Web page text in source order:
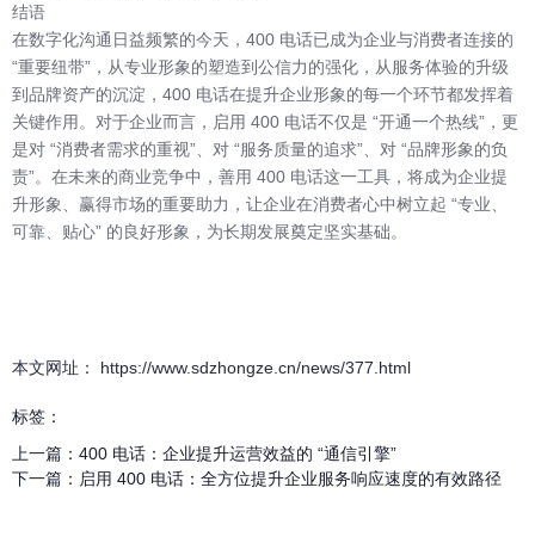
结语
在数字化沟通日益频繁的今天，400 电话已成为企业与消费者连接的
“重要纽带”，从专业形象的塑造到公信力的强化，从服务体验的升级
到品牌资产的沉淀，400 电话在提升企业形象的每一个环节都发挥着
关键作用。对于企业而言，启用 400 电话不仅是 “开通一个热线”，更
是对 “消费者需求的重视”、对 “服务质量的追求”、对 “品牌形象的负
责”。在未来的商业竞争中，善用 400 电话这一工具，将成为企业提
升形象、赢得市场的重要助力，让企业在消费者心中树立起 “专业、
可靠、贴心” 的良好形象，为长期发展奠定坚实基础。
本文网址： https://www.sdzhongze.cn/news/377.html
标签：
上一篇： 400 电话：企业提升运营效益的 “通信引擎”
下一篇： 启用 400 电话：全方位提升企业服务响应速度的有效路径